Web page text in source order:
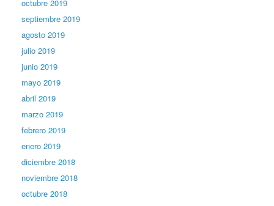
octubre 2019
septiembre 2019
agosto 2019
julio 2019
junio 2019
mayo 2019
abril 2019
marzo 2019
febrero 2019
enero 2019
diciembre 2018
noviembre 2018
octubre 2018